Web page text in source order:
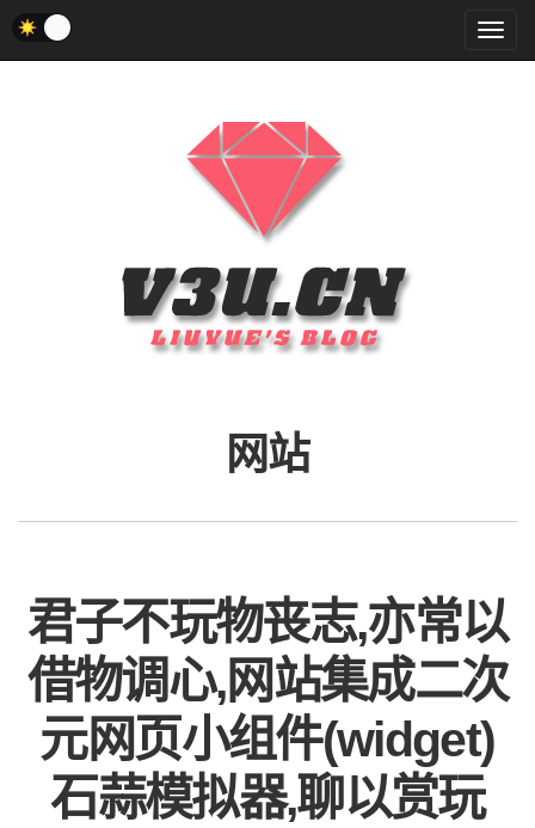
菜
单
网站
君子不玩物丧志,亦常以
借物调心,网站集成二次
元网页小组件(widget)
石蒜模拟器,聊以赏玩